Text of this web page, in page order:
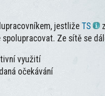
jestliže TS
Ze sítě se
využití
očekávání